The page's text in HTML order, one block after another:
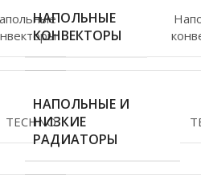
TECHNO
НАПОЛЬНЫЕ
КОНВЕКТОРЫ
НАПОЛЬНЫЕ И
НИЗКИЕ
РАДИАТОРЫ